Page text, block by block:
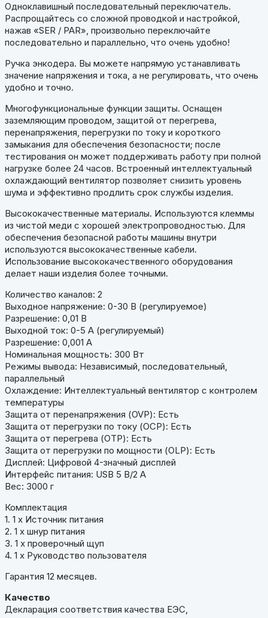
Одноклавишный последовательный переключатель.
Распрощайтесь со сложной проводкой и настройкой,
нажав «SER / PAR», произвольно переключайте
последовательно и параллельно, что очень удобно!
Ручка энкодера. Вы можете напрямую устанавливать
значение напряжения и тока, а не регулировать, что очень
удобно и точно.
Многофункциональные функции защиты. Оснащен
заземляющим проводом, защитой от перегрева,
перенапряжения, перегрузки по току и короткого
замыкания для обеспечения безопасности; после
тестирования он может поддерживать работу при полной
нагрузке более 24 часов. Встроенный интеллектуальный
охлаждающий вентилятор позволяет снизить уровень
шума и эффективно продлить срок службы изделия.
Высококачественные материалы. Используются клеммы
из чистой меди с хорошей электропроводностью. Для
обеспечения безопасной работы машины внутри
используются высококачественные кабели.
Использование высококачественного оборудования
делает наши изделия более точными.
Количество каналов: 2
Выходное напряжение: 0-30 В (регулируемое)
Разрешение: 0,01 В
Выходной ток: 0-5 А (регулируемый)
Разрешение: 0,001 А
Номинальная мощность: 300 Вт
Режимы вывода: Независимый, последовательный,
параллельный
Охлаждение: Интеллектуальный вентилятор с контролем
температуры
Защита от перенапряжения (OVP): Есть
Защита от перегрузки по току (OCP): Есть
Защита от перегрева (OTP): Есть
Защита от перегрузки по мощности (OLP): Есть
Дисплей: Цифровой 4-значный дисплей
Интерфейс питания: USB 5 В/2 А
Вес: 3000 г
Комплектация
1. 1 х Источник питания
2. 1 х шнур питания
3. 1 х проверочный щуп
4. 1 х Руководство пользователя
Гарантия 12 месяцев.
Качество
Декларация соответствия качества ЕЭС,